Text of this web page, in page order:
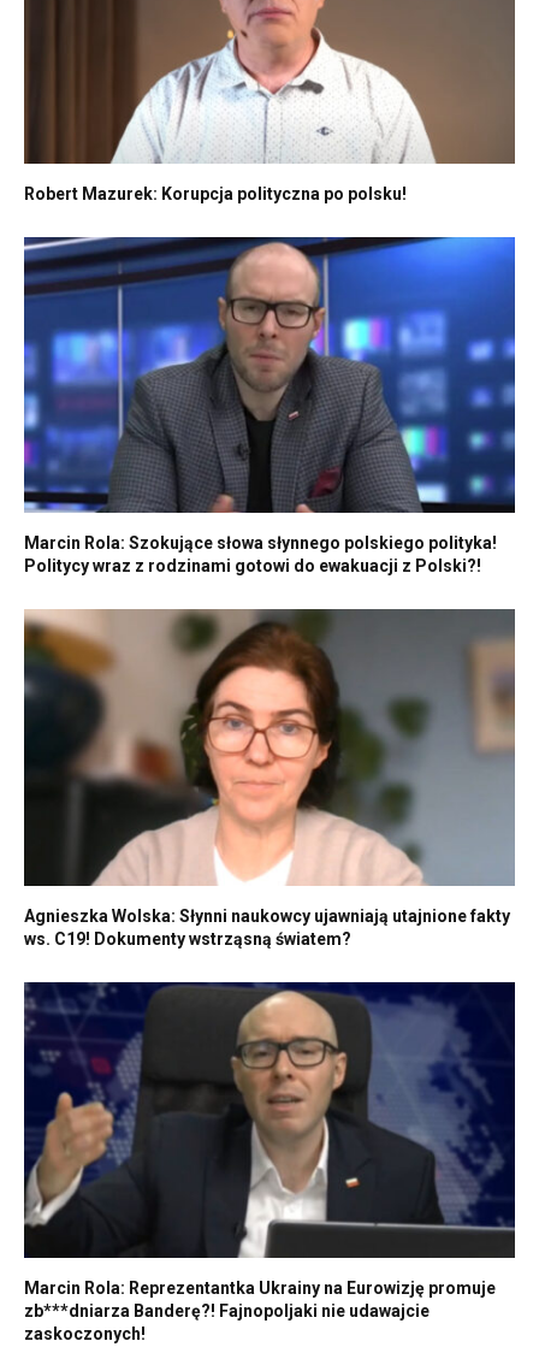
Robert Mazurek: Korupcja polityczna po polsku!
Marcin Rola: Szokujące słowa słynnego polskiego polityka!
Politycy wraz z rodzinami gotowi do ewakuacji z Polski?!
Agnieszka Wolska: Słynni naukowcy ujawniają utajnione fakty
ws. C19! Dokumenty wstrząsną światem?
Marcin Rola: Reprezentantka Ukrainy na Eurowizję promuje
zb***dniarza Banderę?! Fajnopoljaki nie udawajcie
zaskoczonych!